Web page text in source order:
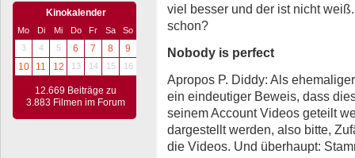
Kinokalender
Mo Di Mi Do Fr Sa
So
3
4 5 6 7 8
9
10
11 12 13 14 15 16
12.669 Beiträge zu
3.883 Filmen im Forum
viel besser und der ist nicht
schon?
Nobody is perfect
Apropos P. Diddy: Als
ein eindeutiger Beweis, dass
seinem Account Videos geteilt
dargestellt werden, also bitte,
die Videos. Und überhaupt: